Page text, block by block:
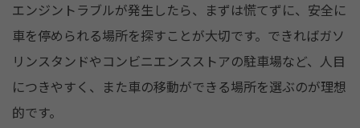
エンジントラブルが発生したら、まずは慌てずに、安全に
車を停められる場所を探すことが大切です。できればガソ
リンスタンドやコンビニエンスストアの駐車場など、人目
につきやすく、また車の移動ができる場所を選ぶのが理想
的です。